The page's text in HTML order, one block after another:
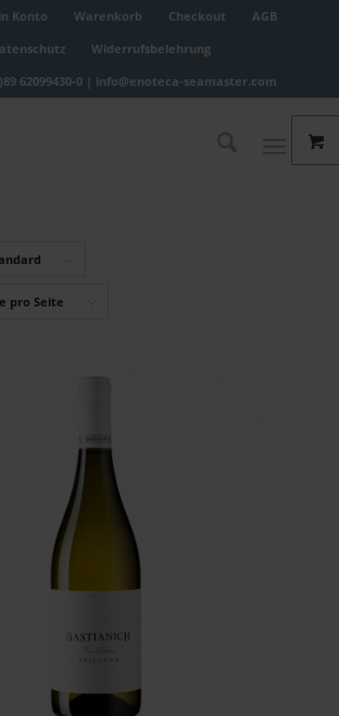
Konto Warenkorb Checkout
AGB
Widerrufsbelehrung
62099430-0 | info@enoteca-seamaster.com
pro Seite